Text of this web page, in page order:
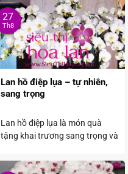
Lan hồ điệp lụa – tự nhiên,
sang trọng
Lan hồ điệp lụa là món quà
tặng khai trương sang trọng và
27
Th8